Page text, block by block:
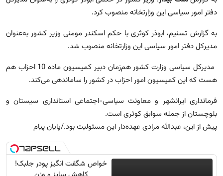
دفتر امور سیاسی این وزارتخانه منصوب کرد.
به گزارش تسنیم، ابوذر کوثری با حکم اسکندر مومنی وزیر کشور به‌عنوان
مدیرکل دفتر امور سیاسی این وزارتخانه منصوب شد.
مدیرکل سیاسی وزارت کشور هم‌زمان دبیر کمیسیون ماده 10 احزاب هم
هست که این کمیسیون امور احزاب در کشور را ساماندهی می‌کند.
فرمانداری ایرانشهر و معاونت سیاسی-اجتماعی استانداری سیستان و
بلوچستان از جمله سوابق کوثری است.
پیش از این، عبدالله مرادی عهده‌دار این مسئولیت بود./پایان پیام
خواص شگفت انگیز پودر جلبک!